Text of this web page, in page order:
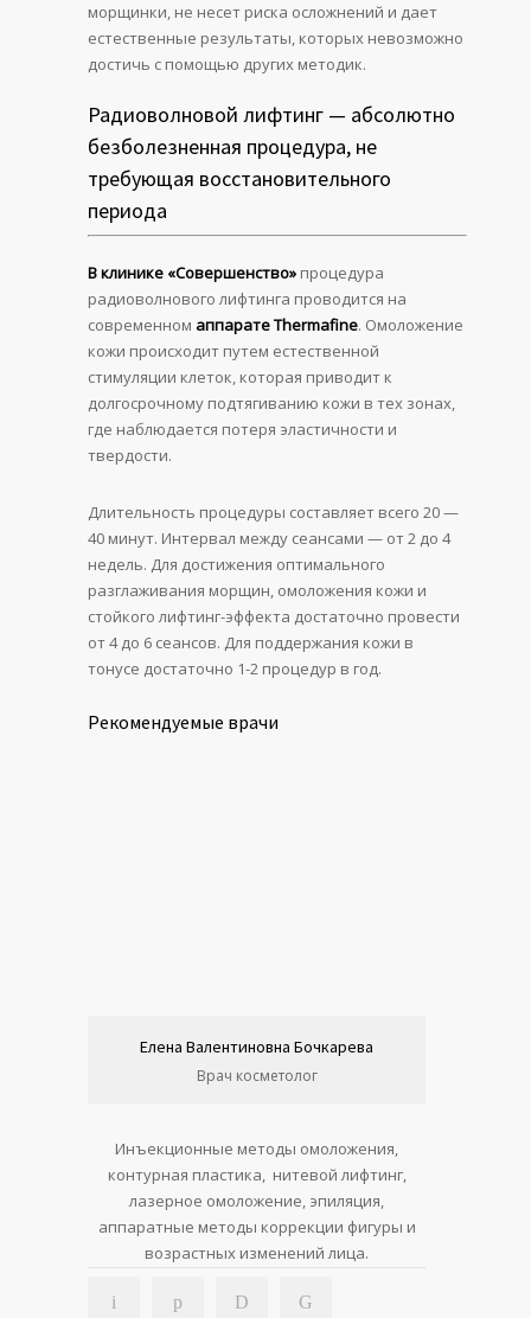
морщинки, не несет риска осложнений и дает
естественные результаты, которых невозможно
достичь с помощью других методик.
Радиоволновой лифтинг — абсолютно
безболезненная процедура, не
требующая восстановительного
периода
В клинике «Совершенство» процедура
радиоволнового лифтинга проводится на
современном аппарате Thermafine. Омоложение
кожи происходит путем естественной
стимуляции клеток, которая приводит к
долгосрочному подтягиванию кожи в тех зонах,
где наблюдается потеря эластичности и
твердости.
Длительность процедуры составляет всего 20 —
40 минут. Интервал между сеансами — от 2 до 4
недель. Для достижения оптимального
разглаживания морщин, омоложения кожи и
стойкого лифтинг-эффекта достаточно провести
от 4 до 6 сеансов. Для поддержания кожи в
тонусе достаточно 1-2 процедур в год.
Рекомендуемые врачи
Елена Валентиновна Бочкарева
Врач косметолог
Инъекционные методы омоложения,
контурная пластика, нитевой лифтинг,
лазерное омоложение, эпиляция,
аппаратные методы коррекции фигуры и
возрастных изменений лица.